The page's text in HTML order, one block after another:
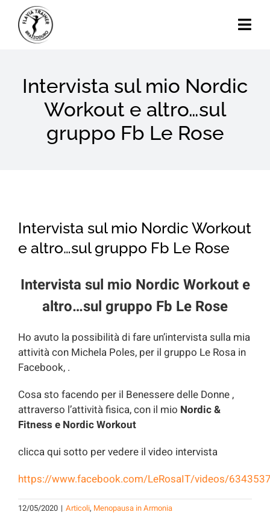
content
Chi Sono
Calendario Eventi
for:
Intervista sul mio Nordic
Workout e altro…sul
gruppo Fb Le Rose
Intervista sul mio Nordic Workout
e altro…sul gruppo Fb Le Rose
Intervista sul mio Nordic Workout e
altro…sul gruppo Fb Le Rose
Ho avuto la possibilità di fare un’intervista sulla mia
attività con Michela Poles, per il gruppo Le Rosa in
Facebook, .
Cosa sto facendo per il Benessere delle Donne ,
attraverso l’attività fisica, con il mio Nordic &
Fitness e Nordic Workout
clicca qui sotto per vedere il video intervista
https://www.facebook.com/LeRosaIT/videos/
12/05/2020 | Articoli, Menopausa in Armonia